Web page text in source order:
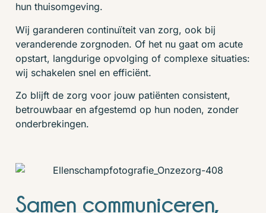
hun thuisomgeving.
Wij garanderen continuïteit van zorg, ook bij
veranderende zorgnoden. Of het nu gaat om acute
opstart, langdurige opvolging of complexe situaties:
wij schakelen snel en efficiënt.
Zo blijft de zorg voor jouw patiënten consistent,
betrouwbaar en afgestemd op hun noden, zonder
onderbrekingen.
Samen communiceren,